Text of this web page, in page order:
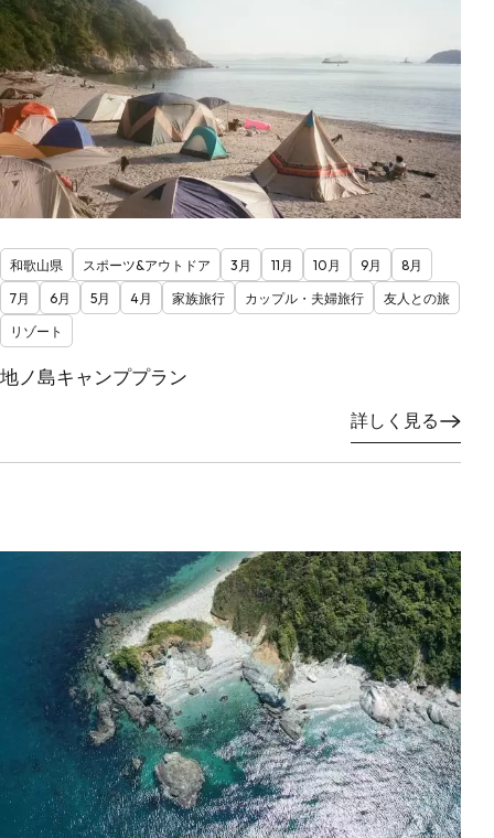
和歌山県 スポーツ&アウトドア 3月 11月 10月 9月
8月
7月
6月 5月 4月 家族旅行 カップル・夫婦旅行
友人との旅
リゾート
地ノ島キャンププラン
詳しく見る